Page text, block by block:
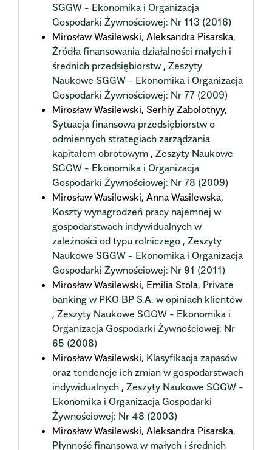
SGGW - Ekonomika i Organizacja
Gospodarki Żywnościowej: Nr 113 (2016)
Mirosław Wasilewski, Aleksandra Pisarska,
Źródła finansowania działalności małych i
średnich przedsiębiorstw , Zeszyty
Naukowe SGGW - Ekonomika i Organizacja
Gospodarki Żywnościowej: Nr 77 (2009)
Mirosław Wasilewski, Serhiy Zabolotnyy,
Sytuacja finansowa przedsiębiorstw o
odmiennych strategiach zarządzania
kapitałem obrotowym , Zeszyty Naukowe
SGGW - Ekonomika i Organizacja
Gospodarki Żywnościowej: Nr 78 (2009)
Mirosław Wasilewski, Anna Wasilewska,
Koszty wynagrodzeń pracy najemnej w
gospodarstwach indywidualnych w
zależności od typu rolniczego , Zeszyty
Naukowe SGGW - Ekonomika i Organizacja
Gospodarki Żywnościowej: Nr 91 (2011)
Mirosław Wasilewski, Emilia Stola, Private
banking w PKO BP S.A. w opiniach klientów
, Zeszyty Naukowe SGGW - Ekonomika i
Organizacja Gospodarki Żywnościowej: Nr
65 (2008)
Mirosław Wasilewski, Klasyfikacja zapasów
oraz tendencje ich zmian w gospodarstwach
indywidualnych , Zeszyty Naukowe SGGW -
Ekonomika i Organizacja Gospodarki
Żywnościowej: Nr 48 (2003)
Mirosław Wasilewski, Aleksandra Pisarska,
Płynność finansowa w małych i średnich